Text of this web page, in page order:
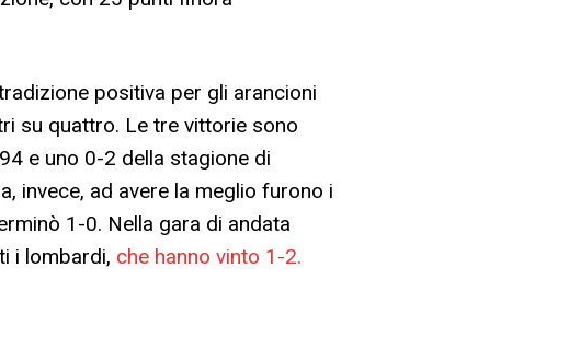
positiva per gli arancioni
su quattro. Le tre vittorie sono
e uno 0-2 della stagione di
invece, ad avere la meglio furono i
1-0. Nella gara di andata
i lombardi, che hanno vinto 1-2.